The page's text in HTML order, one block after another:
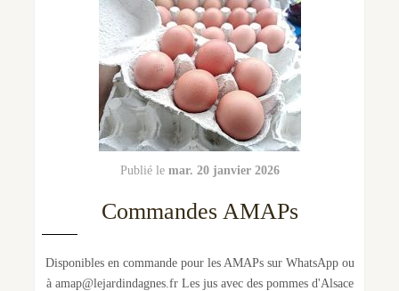
mar. 20 janvier 2026
Commandes AMAPs
Disponibles en commande pour les AMAPs sur WhatsApp ou
à amap@lejardindagnes.fr Les jus avec des pommes d'Alsace